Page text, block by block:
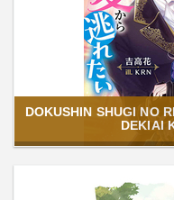
DOKUSHIN SHUGI NO
DEKIAI